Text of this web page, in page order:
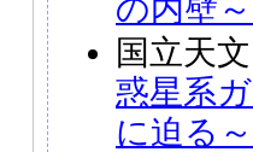
の内壁
国立天
惑星系
に迫る～